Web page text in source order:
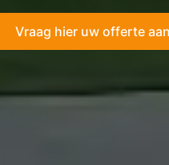
Vraag hier uw offerte aan